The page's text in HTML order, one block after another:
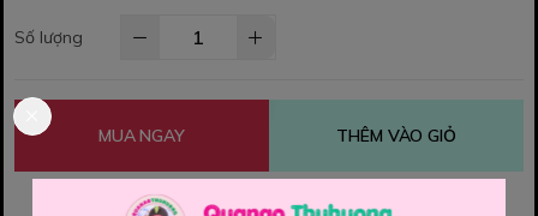
Số lượng
MUA NGAY THÊM VÀO GIỎ